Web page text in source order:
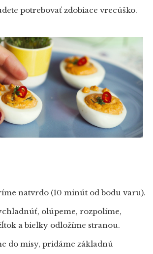
potrebovať zdobiace vrecúško.
natvrdo (10 minút od bodu varu).
olúpeme, rozpolíme,
a bielky odložíme stranou.
do misy, pridáme základnú